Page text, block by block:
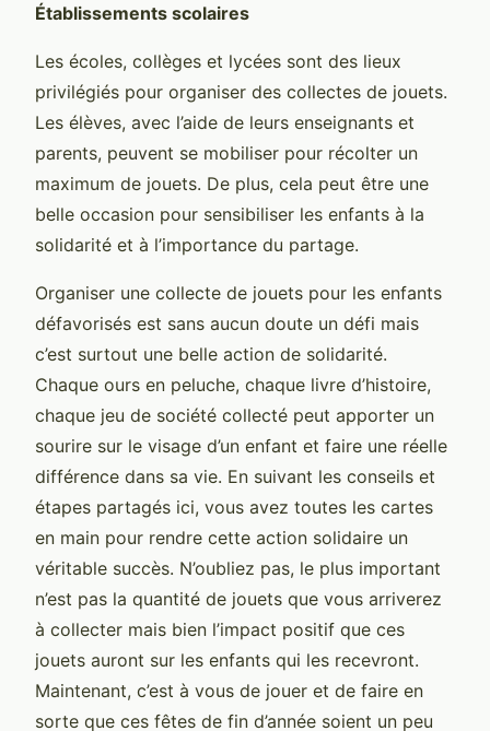
Établissements scolaires
Les écoles, collèges et lycées sont des lieux
privilégiés pour organiser des collectes de jouets.
Les élèves, avec l’aide de leurs enseignants et
parents, peuvent se mobiliser pour récolter un
maximum de jouets. De plus, cela peut être une
belle occasion pour sensibiliser les enfants à la
solidarité et à l’importance du partage.
Organiser une collecte de jouets pour les enfants
défavorisés est sans aucun doute un défi mais
c’est surtout une belle action de solidarité.
Chaque ours en peluche, chaque livre d’histoire,
chaque jeu de société collecté peut apporter un
sourire sur le visage d’un enfant et faire une réelle
différence dans sa vie. En suivant les conseils et
étapes partagés ici, vous avez toutes les cartes
en main pour rendre cette action solidaire un
véritable succès. N’oubliez pas, le plus important
n’est pas la quantité de jouets que vous arriverez
à collecter mais bien l’impact positif que ces
jouets auront sur les enfants qui les recevront.
Maintenant, c’est à vous de jouer et de faire en
sorte que ces fêtes de fin d’année soient un peu